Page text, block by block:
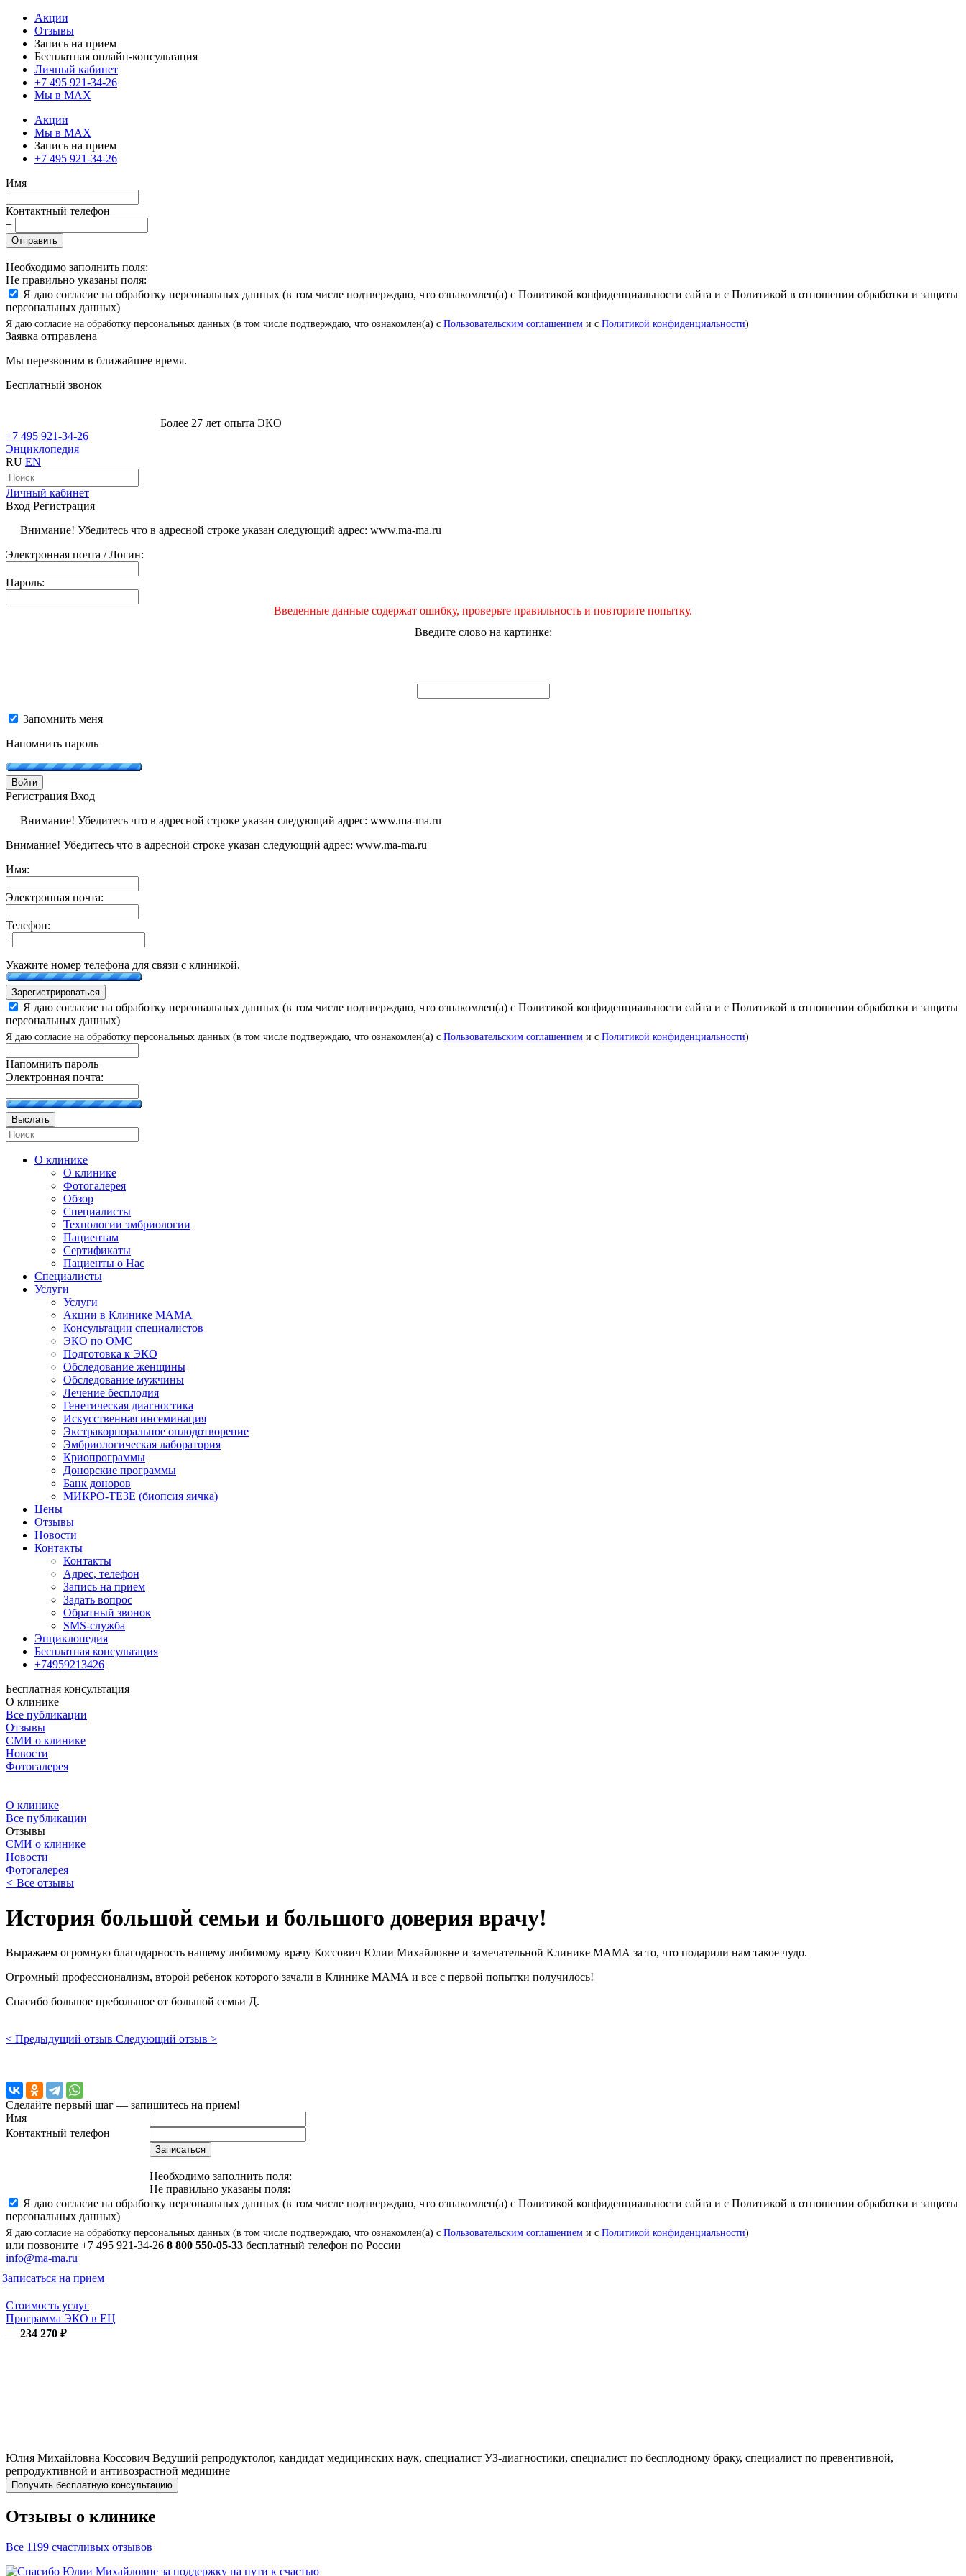
Акции
Отзывы
Запись на прием
Бесплатная онлайн-консультация
Личный кабинет
+7 495 921-34-26
Мы в MAX
Акции
Мы в MAX
Запись на прием
+7 495 921-34-26
Имя
Контактный телефон
+
Отправить
Необходимо заполнить поля:
Не правильно указаны поля:
Я даю согласие на обработку персональных данных (в том числе подтверждаю, что ознакомлен(а) с Политикой конфиденциальности сайта и с Политикой в отношении обработки и защиты
персональных данных)
Я даю согласие на обработку персональных данных (в том числе подтверждаю, что ознакомлен(а) с Пользовательским соглашением и с Политикой конфиденциальности)
Заявка отправлена
Мы перезвоним в ближайшее время.
Бесплатный звонок
Более 27 лет опыта ЭКО
+7 495 921-34-26
Энциклопедия
RU EN
Личный кабинет
Вход Регистрация
Внимание! Убедитесь что в адресной строке указан следующий адрес: www.ma-ma.ru
Электронная почта / Логин:
Пароль:
Введенные данные содержат ошибку, проверьте правильность и повторите попытку.
Введите слово на картинке:
Запомнить меня
Напомнить пароль
Войти
Регистрация Вход
Внимание! Убедитесь что в адресной строке указан следующий адрес: www.ma-ma.ru
Внимание! Убедитесь что в адресной строке указан следующий адрес: www.ma-ma.ru
Имя:
Электронная почта:
Телефон:
+
Укажите номер телефона для связи с клиникой.
Зарегистрироваться
Я даю согласие на обработку персональных данных (в том числе подтверждаю, что ознакомлен(а) с Политикой конфиденциальности сайта и с Политикой в отношении обработки и защиты
персональных данных)
Я даю согласие на обработку персональных данных (в том числе подтверждаю, что ознакомлен(а) с Пользовательским соглашением и с Политикой конфиденциальности)
Напомнить пароль
Электронная почта:
Выслать
О клинике
О клинике
Фотогалерея
Обзор
Специалисты
Технологии эмбриологии
Пациентам
Сертификаты
Пациенты о Нас
Специалисты
Услуги
Услуги
Акции в Клинике МАМА
Консультации специалистов
ЭКО по ОМС
Подготовка к ЭКО
Обследование женщины
Обследование мужчины
Лечение бесплодия
Генетическая диагностика
Искусственная инсеминация
Экстракорпоральное оплодотворение
Эмбриологическая лаборатория
Криопрограммы
Донорские программы
Банк доноров
МИКРО-ТЕЗЕ (биопсия яичка)
Цены
Отзывы
Новости
Контакты
Контакты
Адрес, телефон
Запись на прием
Задать вопрос
Обратный звонок
SMS-служба
Энциклопедия
Бесплатная консультация
+74959213426
Бесплатная консультация
О клинике
Все публикации
Отзывы
СМИ о клинике
Новости
Фотогалерея
О клинике
Все публикации
Отзывы
СМИ о клинике
Новости
Фотогалерея
< Все отзывы
История большой семьи и большого доверия врачу!
Выражаем огромную благодарность нашему любимому врачу Коссович Юлии Михайловне и замечательной Клинике МАМА за то, что подарили нам такое чудо.
Огромный профессионализм, второй ребенок которого зачали в Клинике МАМА и все с первой попытки получилось!
Спасибо большое пребольшое от большой семьи Д.
< Предыдущий отзыв Следующий отзыв >
Сделайте первый шаг — запишитесь на прием!
Имя
Контактный телефон
Записаться
Необходимо заполнить поля:
Не правильно указаны поля:
Я даю согласие на обработку персональных данных (в том числе подтверждаю, что ознакомлен(а) с Политикой конфиденциальности сайта и с Политикой в отношении обработки и защиты
персональных данных)
Я даю согласие на обработку персональных данных (в том числе подтверждаю, что ознакомлен(а) с Пользовательским соглашением и с Политикой конфиденциальности)
или позвоните +7 495 921-34-26 8 800 550-05-33 бесплатный телефон по России
info@ma-ma.ru
Записаться на прием
Стоимость услуг
Программа ЭКО в ЕЦ
— 234 270 ₽
Юлия Михайловна Коссович Ведущий репродуктолог, кандидат медицинских наук, специалист УЗ-диагностики, специалист по бесплодному браку, специалист по превентивной,
репродуктивной и антивозрастной медицине
Получить бесплатную консультацию
Отзывы о клинике
Все 1199 счастливых отзывов